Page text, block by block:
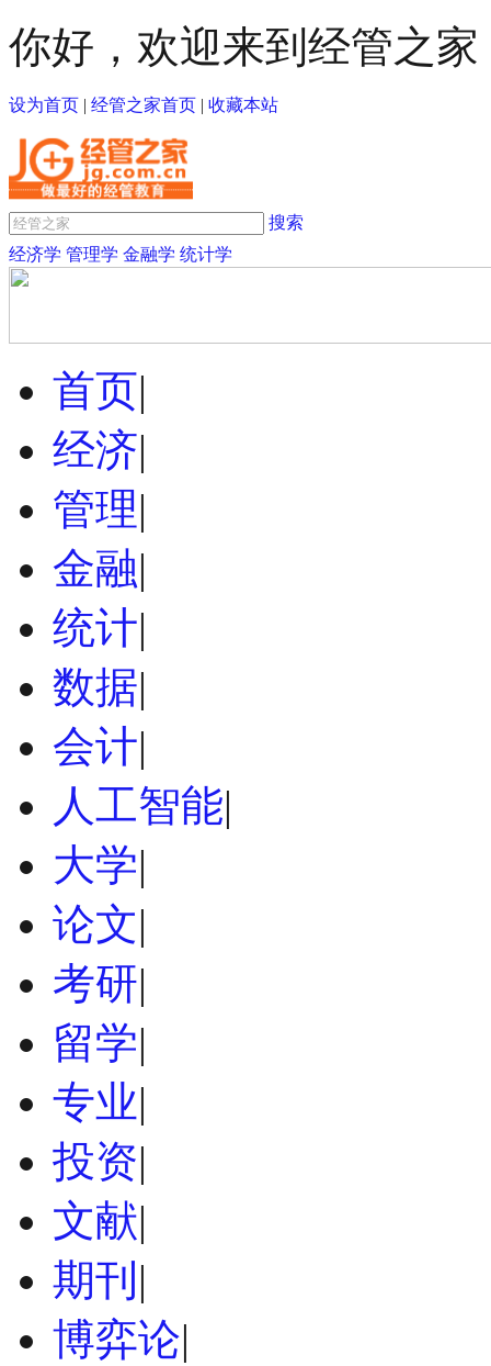
你好，欢迎来到经管之家
设为首页 | 经管之家首页 | 收藏本站
搜索
经济学 管理学 金融学 统计学
首页|
经济|
管理|
金融|
统计|
数据|
会计|
人工智能|
大学|
论文|
考研|
留学|
专业|
投资|
文献|
期刊 |
博弈论|